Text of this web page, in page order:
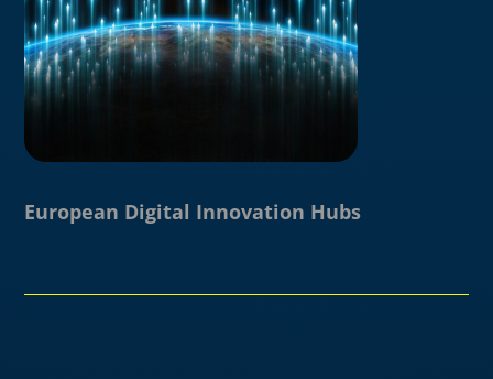
European Digital Innovation Hubs